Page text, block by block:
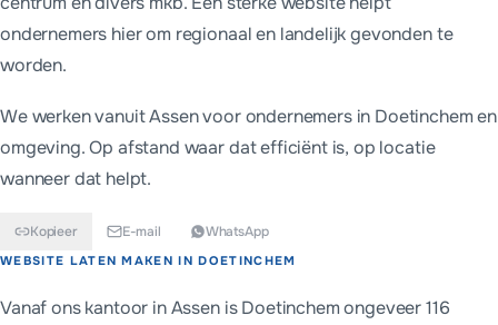
ondernemers hier om regionaal en landelijk gevonden te
worden.
We werken vanuit Assen voor ondernemers in Doetinchemen
omgeving. Op afstand waar dat efficiënt is, op locatie
wanneer dat helpt.
Kopieer E-mail WhatsApp
Kort antwoord
WEBSITE LATEN MAKEN INDOETINCHEM
Vanaf ons kantoor in Assen is Doetinchem ongeveer 116